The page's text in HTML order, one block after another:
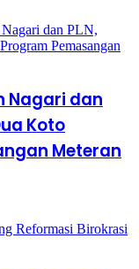
Nagari dan
Koto
Meteran